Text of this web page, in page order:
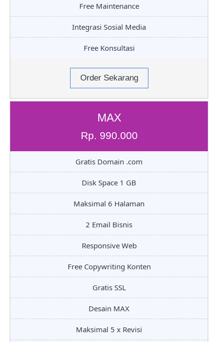
Free Maintenance
Integrasi Sosial Media
Free Konsultasi
Order Sekarang
MAX
Rp. 990.000
Gratis Domain .com
Disk Space 1 GB
Maksimal 6 Halaman
2 Email Bisnis
Responsive Web
Free Copywriting Konten
Gratis SSL
Desain MAX
Maksimal 5 x Revisi